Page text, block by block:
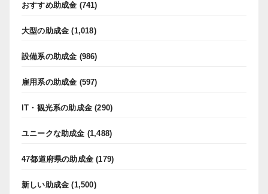
おすすめ助成金 (741)
大型の助成金 (1,018)
設備系の助成金 (986)
雇用系の助成金 (597)
IT・観光系の助成金 (290)
ユニークな助成金 (1,488)
47都道府県の助成金 (179)
新しい助成金 (1,500)